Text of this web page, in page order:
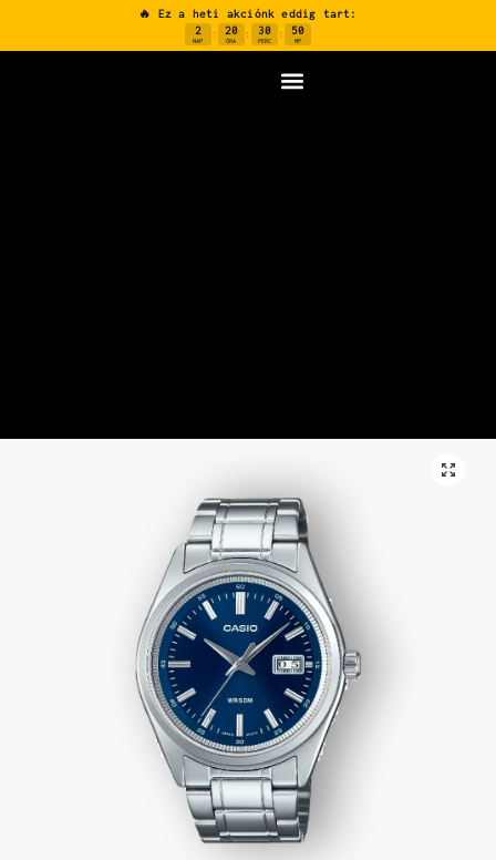
🔥 Ez a heti akciónk eddig tart:
2
NAP
: 20
ÓRA
: 30
PERC
: 49
MP